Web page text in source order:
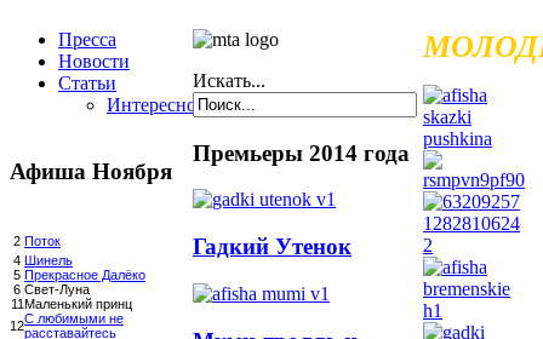
Пресса
Новости
Статьи
Интересное
Афиша Ноября
2 Поток
4 Шинель
5 Прекрасное Далёко
6 Свет-Луна
11Маленький принц
12С любимыми не
расставайтесь
Искать...
Премьеры 2014 года
Гадкий Утенок